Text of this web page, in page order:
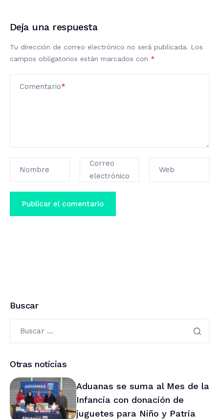
Deja una respuesta
Tu dirección de correo electrónico no será publicada. Los
campos obligatorios están marcados con *
Comentario*
Nombre
Correo
electrónico
Web
Buscar
Otras noticias
Aduanas se suma al Mes de la
Infancia con donación de
juguetes para Niño y Patria